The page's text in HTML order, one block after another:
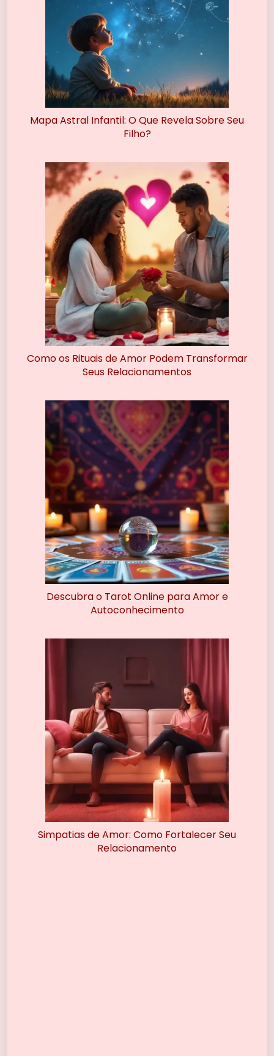
Mapa Astral Infantil: O Que Revela Sobre Seu
Filho?
Como os Rituais de Amor Podem Transformar
Seus Relacionamentos
Descubra o Tarot Online para Amor e
Autoconhecimento
Simpatias de Amor: Como Fortalecer Seu
Relacionamento